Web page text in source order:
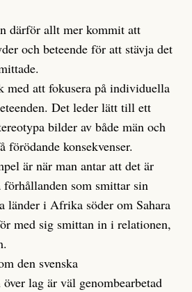
därför allt mer kommit att
och beteende för att stävja det
med att fokusera på individuella
Det leder lätt till ett
bilder av både män och
konsekvenser.
är när man antar att det är
förhållanden som smittar sin
länder i Afrika söder om Sahara
med sig smittan in i relationen,
den svenska
lag är väl genombearbetad